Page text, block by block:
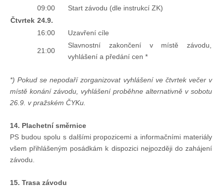
09:00
Start závodu (dle instrukcí ZK)
Čtvrtek 24.9.
16:00
Uzavření cíle
21:00
Slavnostní zakončení v místě závodu,
vyhlášení a předání cen *
*) Pokud se nepodaří zorganizovat vyhlášení ve čtvrtek večer v
místě konání závodu, vyhlášení proběhne alternativně v sobotu
26.9. v pražském ČYKu.
14. Plachetní směrnice
PS budou spolu s dalšími propozicemi a informačními materiály
všem přihlášeným posádkám k dispozici nejpozději do zahájení
závodu.
15. Trasa závodu